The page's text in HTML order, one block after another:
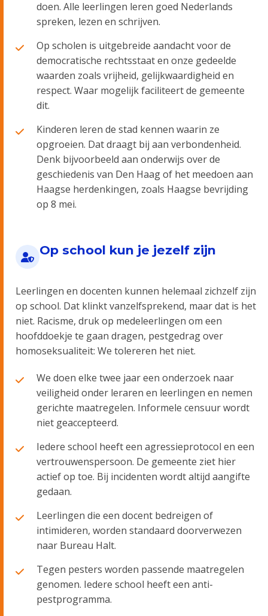
doen. Alle leerlingen leren goed Nederlands
spreken, lezen en schrijven.
Op scholen is uitgebreide aandacht voor de
democratische rechtsstaat en onze gedeelde
waarden zoals vrijheid, gelijkwaardigheid en
respect. Waar mogelijk faciliteert de gemeente
dit.
Kinderen leren de stad kennen waarin ze
opgroeien. Dat draagt bij aan verbondenheid.
Denk bijvoorbeeld aan onderwijs over de
geschiedenis van Den Haag of het meedoen aan
Haagse herdenkingen, zoals Haagse bevrijding
op 8 mei.
Op school kun je jezelf zijn
Leerlingen en docenten kunnen helemaal zichzelf zijn
op school. Dat klinkt vanzelfsprekend, maar dat is het
niet. Racisme, druk op medeleerlingen om een
hoofddoekje te gaan dragen, pestgedrag over
homoseksualiteit: We tolereren het niet.
We doen elke twee jaar een onderzoek naar
veiligheid onder leraren en leerlingen en nemen
gerichte maatregelen. Informele censuur wordt
niet geaccepteerd.
Iedere school heeft een agressieprotocol en een
vertrouwenspersoon. De gemeente ziet hier
actief op toe. Bij incidenten wordt altijd aangifte
gedaan.
Leerlingen die een docent bedreigen of
intimideren, worden standaard doorverwezen
naar Bureau Halt.
Tegen pesters worden passende maatregelen
genomen. Iedere school heeft een anti-
pestprogramma.